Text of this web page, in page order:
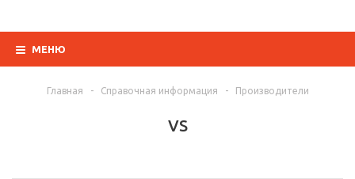
МЕНЮ
Главная - Справочная информация - Производители
VS